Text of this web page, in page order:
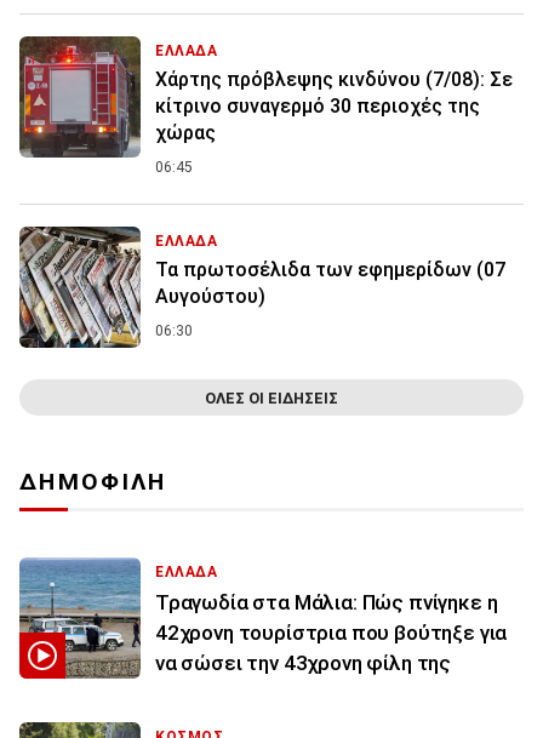
ΕΛΛΑΔΑ
Χάρτης πρόβλεψης κινδύνου (7/08): Σε
κίτρινο συναγερμό 30 περιοχές της
χώρας
06:45
ΕΛΛΑΔΑ
Τα πρωτοσέλιδα των εφημερίδων (07
Αυγούστου)
06:30
ΟΛΕΣ ΟΙ ΕΙΔΗΣΕΙΣ
ΔΗΜΟΦΙΛΗ
ΕΛΛΑΔΑ
Τραγωδία στα Μάλια: Πώς πνίγηκε η
42χρονη τουρίστρια που βούτηξε για
να σώσει την 43χρονη φίλη της